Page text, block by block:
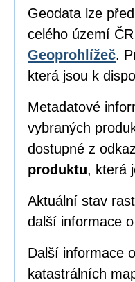
Geodata lze
celého území
Geoprohlížeč.
která jsou k
Metadatové
vybraných
dostupné z
produktu, která
Aktuální stav
další informace
Další informace
katastrálních